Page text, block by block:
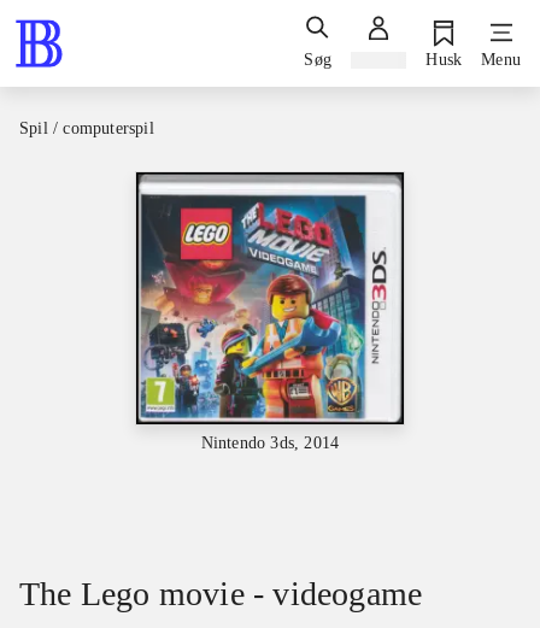
Søg Husk Menu
Spil / computerspil
Nintendo 3ds, 2014
The Lego movie - videogame